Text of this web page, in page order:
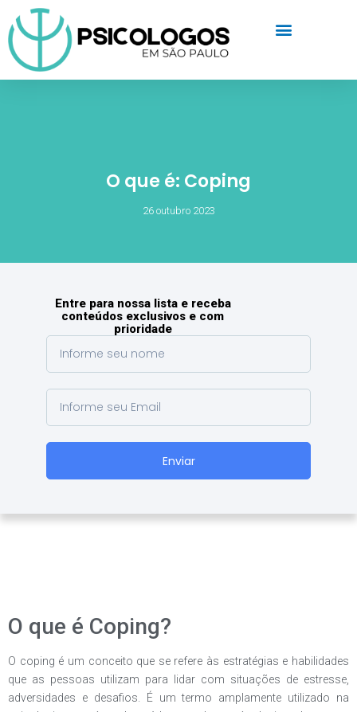
O que é: Coping
26 outubro 2023
Enviar
Entre para nossa lista e receba
conteúdos exclusivos e com
prioridade
O que é Coping?
O coping é um conceito que se refere às estratégias e habilidades
que as pessoas utilizam para lidar com situações de estresse,
adversidades e desafios. É um termo amplamente utilizado na